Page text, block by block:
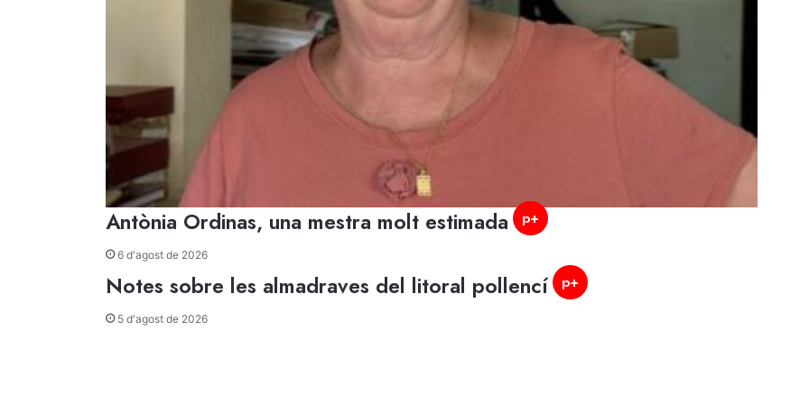
Antònia Ordinas, una mestra molt estimada p+
6 d'agost de 2026
Notes sobre les almadraves del litoral pollencí p+
5 d'agost de 2026